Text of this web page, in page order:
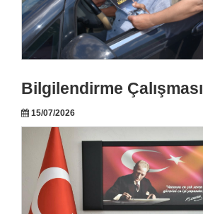
Bilgilendirme Çalışması
15/07/2026